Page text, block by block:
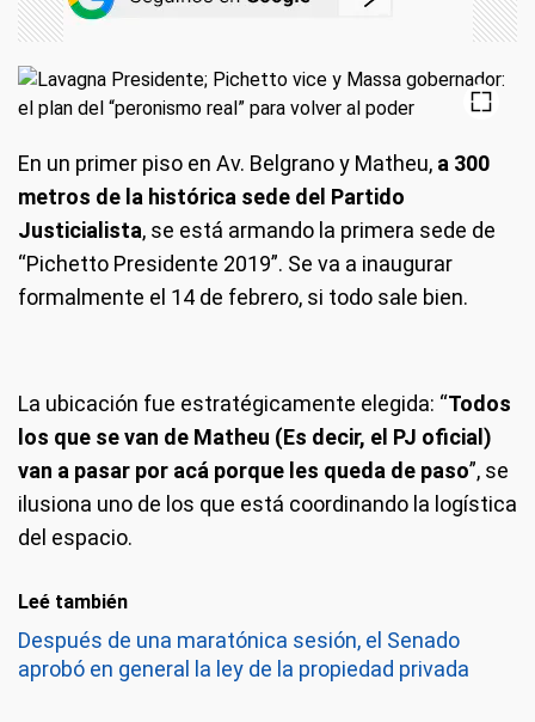
En un primer piso en Av. Belgrano y Matheu, a 300
metros de la histórica sede del Partido
Justicialista, se está armando la primera sede de
“Pichetto Presidente 2019”. Se va a inaugurar
formalmente el 14 de febrero, si todo sale bien.
La ubicación fue estratégicamente elegida: “Todos
los que se van de Matheu (Es decir, el PJ oficial)
van a pasar por acá porque les queda de paso”, se
ilusiona uno de los que está coordinando la logística
del espacio.
Leé también
Después de una maratónica sesión, el Senado
aprobó en general la ley de la propiedad privada